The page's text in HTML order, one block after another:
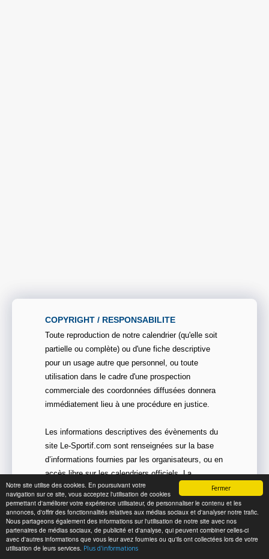
Fermer
Notre site utilise des cookies. En poursuivant votre
navigation sur ce site, vous acceptez l'utilisation de cookies
permettant d'améliorer votre expérience utilisateur, de personnaliser le contenu et les
annonces, d'offrir des fonctionnalités relatives aux médias sociaux et d'analyser notre trafic.
Nous partageons également des informations sur l'utilisation de notre site avec nos
partenaires de médias sociaux, de publicité et d'analyse, qui peuvent combiner celles-ci
avec d'autres informations que vous leur avez fournies ou qu'ils ont collectées lors de votre
utilisation de leurs services. Plus d'informations
COPYRIGHT / RESPONSABILITE
Toute reproduction de notre calendrier (qu'elle soit
partielle ou complète) ou d'une fiche descriptive
pour un usage autre que personnel, ou toute
utilisation dans le cadre d'une prospection
commerciale des coordonnées diffusées donnera
immédiatement lieu à une procédure en justice.
Les informations descriptives des évènements du
site Le-Sportif.com sont renseignées sur la base
d’informations fournies par les organisateurs, ou en
accès libre sur les calendriers officiels. La
responsabilité de Le-Sportif.com ne pourra en
aucun cas être engagée en cas de contestation ou
litige sur les dites informations.